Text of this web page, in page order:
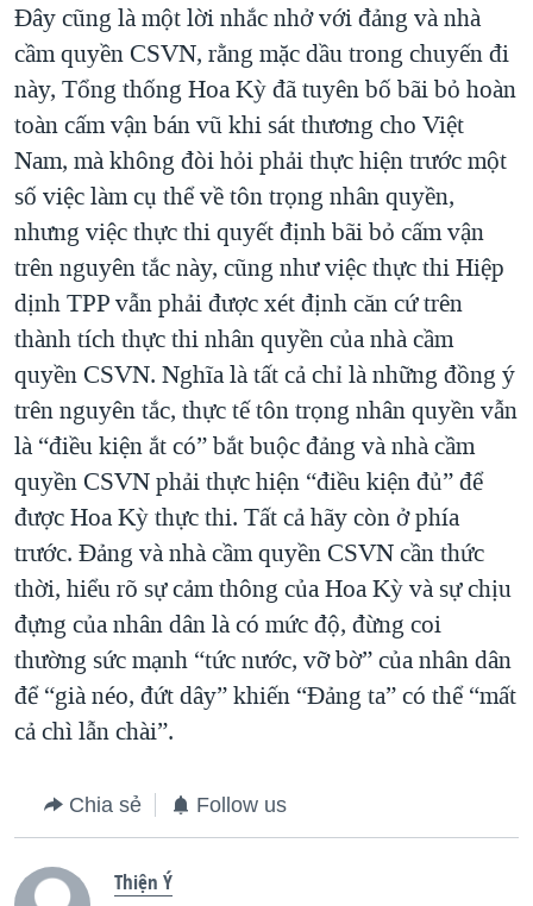
Đây cũng là một lời nhắc nhở với đảng và nhà
cầm quyền CSVN, rằng mặc dầu trong chuyến đi
này, Tổng thống Hoa Kỳ đã tuyên bố bãi bỏ hoàn
toàn cấm vận bán vũ khi sát thương cho Việt
Nam, mà không đòi hỏi phải thực hiện trước một
số việc làm cụ thể về tôn trọng nhân quyền,
nhưng việc thực thi quyết định bãi bỏ cấm vận
trên nguyên tắc này, cũng như việc thực thi Hiệp
dịnh TPP vẫn phải được xét định căn cứ trên
thành tích thực thi nhân quyền của nhà cầm
quyền CSVN. Nghĩa là tất cả chỉ là những đồng ý
trên nguyên tắc, thực tế tôn trọng nhân quyền vẫn
là “điều kiện ắt có” bắt buộc đảng và nhà cầm
quyền CSVN phải thực hiện “điều kiện đủ” để
được Hoa Kỳ thực thi. Tất cả hãy còn ở phía
trước. Đảng và nhà cầm quyền CSVN cần thức
thời, hiểu rõ sự cảm thông của Hoa Kỳ và sự chịu
đựng của nhân dân là có mức độ, đừng coi
thường sức mạnh “tức nước, vỡ bờ” của nhân dân
để “già néo, đứt dây” khiến “Đảng ta” có thể “mất
cả chì lẫn chài”.
Chia sẻ Follow us
Thiện Ý